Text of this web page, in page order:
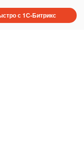
с 1С-Битрикс